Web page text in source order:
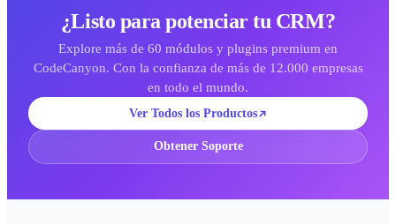
¿Listo para potenciar tu CRM?
Explore más de 60 módulos y plugins premium en
CodeCanyon. Con la confianza de más de 12.000 empresas
en todo el mundo.
Ver Todos los Productos
Obtener Soporte